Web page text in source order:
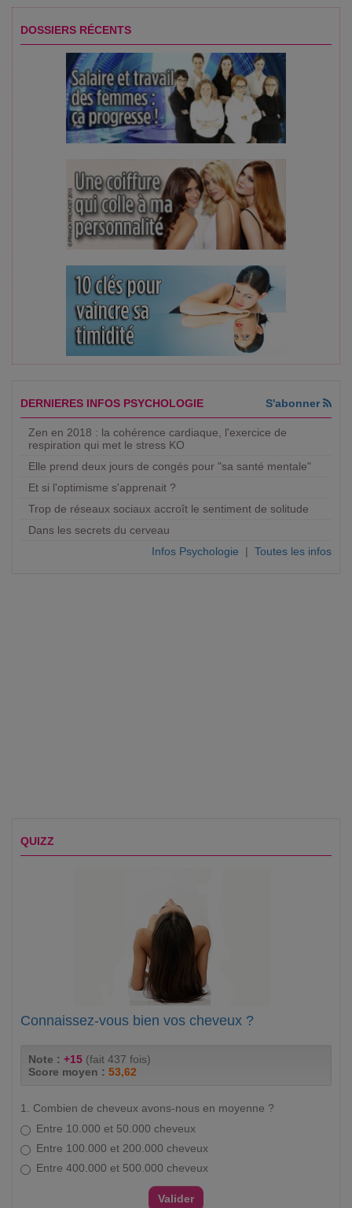
DOSSIERS RÉCENTS
DERNIERES INFOS PSYCHOLOGIE S'abonner
Zen en 2018 : la cohérence cardiaque, l'exercice de
respiration qui met le stress KO
Elle prend deux jours de congés pour "sa santé mentale"
Et si l'optimisme s'apprenait ?
Trop de réseaux sociaux accroît le sentiment de solitude
Dans les secrets du cerveau
Infos Psychologie | Toutes les infos
QUIZZ
Connaissez-vous bien vos cheveux ?
Note : +15 (fait 437 fois)
Score moyen : 53,62
1. Combien de cheveux avons-nous en moyenne ?
Entre 10.000 et 50.000 cheveux
Entre 100.000 et 200.000 cheveux
Entre 400.000 et 500.000 cheveux